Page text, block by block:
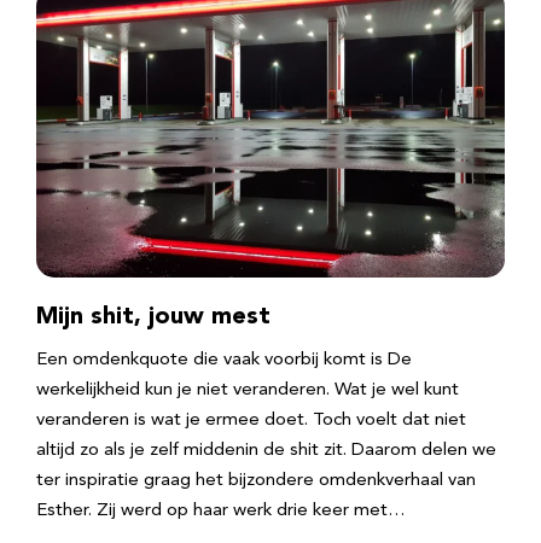
Mijn shit, jouw mest
Een omdenkquote die vaak voorbij komt is De
werkelijkheid kun je niet veranderen. Wat je wel kunt
veranderen is wat je ermee doet. Toch voelt dat niet
altijd zo als je zelf middenin de shit zit. Daarom delen we
ter inspiratie graag het bijzondere omdenkverhaal van
Esther. Zij werd op haar werk drie keer met…